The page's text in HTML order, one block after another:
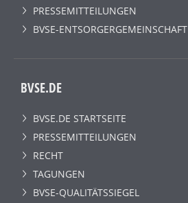
PRESSEMITTEILUNGEN
BVSE-ENTSORGERGEMEINSCHAFT
BVSE.DE
BVSE.DE STARTSEITE
PRESSEMITTEILUNGEN
RECHT
TAGUNGEN
BVSE-QUALITÄTSSIEGEL